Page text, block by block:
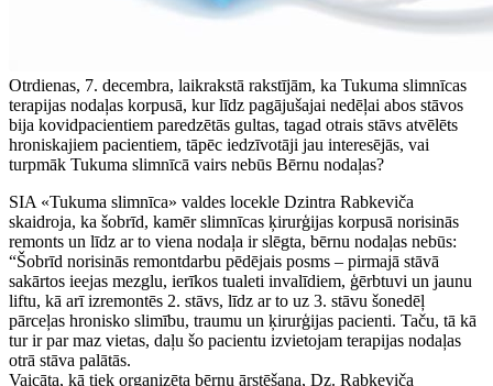
Otrdienas, 7. decembra, laikrakstā rakstījām, ka Tukuma slimnīcas
terapijas nodaļas korpusā, kur līdz pagājušajai nedēļai abos stāvos
bija kovidpacientiem paredzētās gultas, tagad otrais stāvs atvēlēts
hroniskajiem pacientiem, tāpēc iedzīvotāji jau interesējās, vai
turpmāk Tukuma slimnīcā vairs nebūs Bērnu nodaļas?
SIA «Tukuma slimnīca» valdes locekle Dzintra Rabkeviča
skaidroja, ka šobrīd, kamēr slimnīcas ķirurģijas korpusā norisinās
remonts un līdz ar to viena nodaļa ir slēgta, bērnu nodaļas nebūs:
“Šobrīd norisinās remontdarbu pēdējais posms – pirmajā stāvā
sakārtos ieejas mezglu, ierīkos tualeti invalīdiem, ģērbtuvi un jaunu
liftu, kā arī izremontēs 2. stāvs, līdz ar to uz 3. stāvu šonedēļ
pārceļas hronisko slimību, traumu un ķirurģijas pacienti. Taču, tā kā
tur ir par maz vietas, daļu šo pacientu izvietojam terapijas nodaļas
otrā stāva palātās.
Vaicāta, kā tiek organizēta bērnu ārstēšana, Dz. Rabkeviča